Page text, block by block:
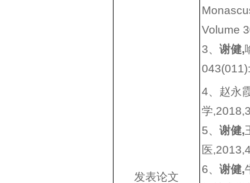
发表论文
Volume
3、 谢健,
4、赵永
学
5、 谢健,
医
6、 谢健,